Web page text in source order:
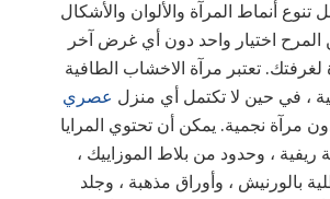
أنماط المرآة والألوان والأشكال
المرح اختيار واحد دون أي غرض آخر
تعتبر مرآة الاخشاب الطافية
، في حين لا تكتمل أي منزل عصري
مرآة نجمية. يمكن أن تحتوي المرايا
، وحدود من بلاط الموزاييك ،
بالورنيش ، وأوراق مذهبة ، وجلد